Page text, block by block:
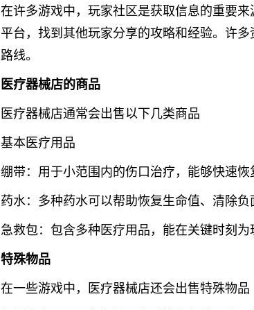
在许多游戏中，玩家社区是获取信息的重要
平台，找到其他玩家分享的攻略和经验。许
路线。
医疗器械店的商品
医疗器械店通常会出售以下几类商品
基本医疗用品
绷带：用于小范围内的伤口治疗，能够快速恢
药水：多种药水可以帮助恢复生命值、清除负
急救包：包含多种医疗用品，能在关键时刻为
特殊物品
在一些游戏中，医疗器械店还会出售特殊物品